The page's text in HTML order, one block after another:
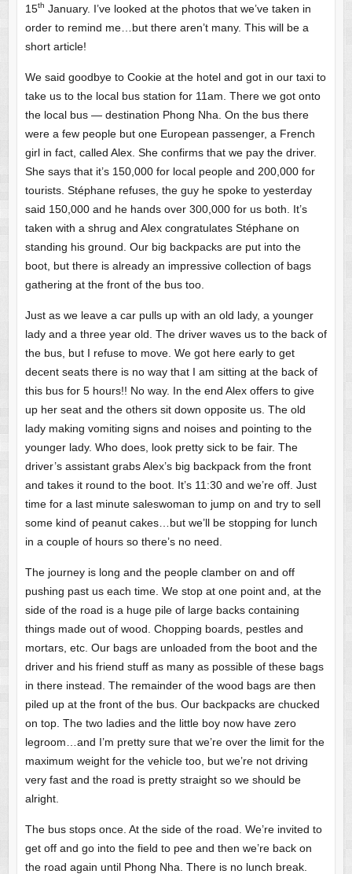
15th January. I’ve looked at the photos that we’ve taken in
order to remind me…but there aren’t many. This will be a
short article!
We said goodbye to Cookie at the hotel and got in our taxi to
take us to the local bus station for 11am. There we got onto
the local bus — destination Phong Nha. On the bus there
were a few people but one European passenger, a French
girl in fact, called Alex. She confirms that we pay the driver.
She says that it’s 150,000 for local people and 200,000 for
tourists. Stéphane refuses, the guy he spoke to yesterday
said 150,000 and he hands over 300,000 for us both. It’s
taken with a shrug and Alex congratulates Stéphane on
standing his ground. Our big backpacks are put into the
boot, but there is already an impressive collection of bags
gathering at the front of the bus too.
Just as we leave a car pulls up with an old lady, a younger
lady and a three year old. The driver waves us to the back of
the bus, but I refuse to move. We got here early to get
decent seats there is no way that I am sitting at the back of
this bus for 5 hours!! No way. In the end Alex offers to give
up her seat and the others sit down opposite us. The old
lady making vomiting signs and noises and pointing to the
younger lady. Who does, look pretty sick to be fair. The
driver’s assistant grabs Alex’s big backpack from the front
and takes it round to the boot. It’s 11:30 and we’re off. Just
time for a last minute saleswoman to jump on and try to sell
some kind of peanut cakes…but we’ll be stopping for lunch
in a couple of hours so there’s no need.
The journey is long and the people clamber on and off
pushing past us each time. We stop at one point and, at the
side of the road is a huge pile of large backs containing
things made out of wood. Chopping boards, pestles and
mortars, etc. Our bags are unloaded from the boot and the
driver and his friend stuff as many as possible of these bags
in there instead. The remainder of the wood bags are then
piled up at the front of the bus. Our backpacks are chucked
on top. The two ladies and the little boy now have zero
legroom…and I’m pretty sure that we’re over the limit for the
maximum weight for the vehicle too, but we’re not driving
very fast and the road is pretty straight so we should be
alright.
The bus stops once. At the side of the road. We’re invited to
get off and go into the field to pee and then we’re back on
the road again until Phong Nha. There is no lunch break.